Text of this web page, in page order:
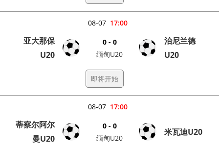
17:00
08-07
亚大那保
U20
0 - 0
缅甸U20
治尼兰德
U20
即将开始
17:00
08-07
蒂察尔阿尔
曼U20
0 - 0
缅甸U20
米瓦迪U20